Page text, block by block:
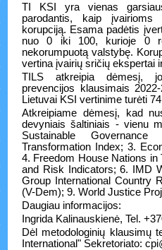
TI KSI yra vienas
parodantis, kaip įvairioms
korupciją. Esama padėtis
nuo 0 iki 100, kurioje 0
nekorumpuotą valstybę.
vertina įvairių sričių ekspertai
TILS atkreipia dėmesį,
prevencijos klausimais
Lietuvai KSI vertinime turėti
Atkreipiame dėmesį, kad
devyniais šaltiniais - vienu
Sustainable
Transformation Index; 3.
4. Freedom House Nations
and Risk Indicators; 6. IMD
Group International Country
(V-Dem); 9. World Justice
Daugiau informacijos:
Ingrida Kalinauskienė, Tel.
Dėl metodologinių klausimų
International" Sekretoriato: